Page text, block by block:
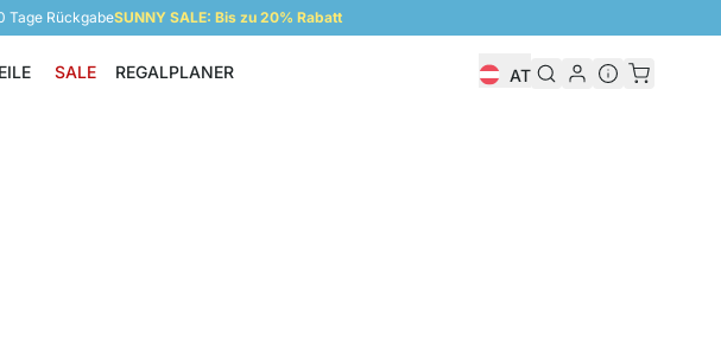
Tage RückgabeSUNNY SALE: Bis zu 20% Rabatt
Einzelteile
SALE REGALPLANER AT